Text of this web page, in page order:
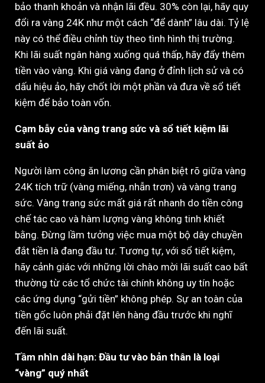
bảo thanh khoản và nhận lãi đều. 30% còn lại, hãy quy
đổi ra vàng 24K như một cách “để dành” lâu dài. Tỷ lệ
này có thể điều chỉnh tùy theo tình hình thị trường.
Khi lãi suất ngân hàng xuống quá thấp, hãy đẩy thêm
tiền vào vàng. Khi giá vàng đang ở đỉnh lịch sử và có
dấu hiệu ảo, hãy chốt lời một phần và đưa về sổ tiết
kiệm để bảo toàn vốn.
Cạm bẫy của vàng trang sức và sổ tiết kiệm lãi
suất ảo
Người làm công ăn lương cần phân biệt rõ giữa vàng
24K tích trữ (vàng miếng, nhẫn trơn) và vàng trang
sức. Vàng trang sức mất giá rất nhanh do tiền công
chế tác cao và hàm lượng vàng không tinh khiết
bằng. Đừng lầm tưởng việc mua một bộ dây chuyền
đắt tiền là đang đầu tư. Tương tự, với sổ tiết kiệm,
hãy cảnh giác với những lời chào mời lãi suất cao bất
thường từ các tổ chức tài chính không uy tín hoặc
các ứng dụng “gửi tiền” không phép. Sự an toàn của
tiền gốc luôn phải đặt lên hàng đầu trước khi nghĩ
đến lãi suất.
Tầm nhìn dài hạn: Đầu tư vào bản thân là loại
“vàng” quý nhất